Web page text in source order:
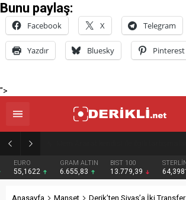
Bunu paylaş:
Facebook X Telegram
Yazdır Bluesky Pinterest
">
EURO
55,1622
GRAM ALTIN
6.655,83
BIST 100
13.779,39
STERLİN
64,3981
Anasayfa Manşet Derik’ten Sivas’a İki Transfer